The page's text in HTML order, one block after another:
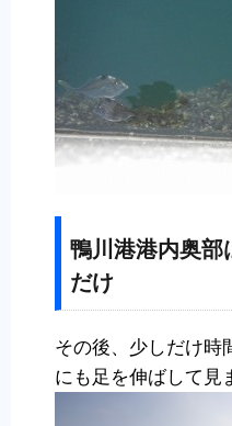
鴨川港港内奥部
だけ
その後、少しだけ時
にも足を伸ばして見